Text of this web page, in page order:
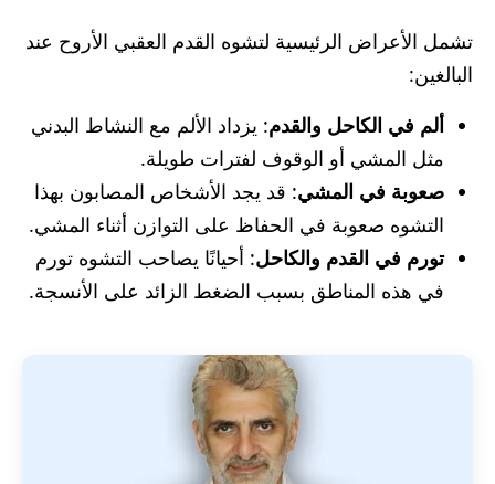
تشمل الأعراض الرئيسية لتشوه القدم العقبي الأروح عند
البالغين:
ألم في الكاحل والقدم: يزداد الألم مع النشاط البدني
مثل المشي أو الوقوف لفترات طويلة.
صعوبة في المشي: قد يجد الأشخاص المصابون بهذا
التشوه صعوبة في الحفاظ على التوازن أثناء المشي.
تورم في القدم والكاحل: أحيانًا يصاحب التشوه تورم
في هذه المناطق بسبب الضغط الزائد على الأنسجة.